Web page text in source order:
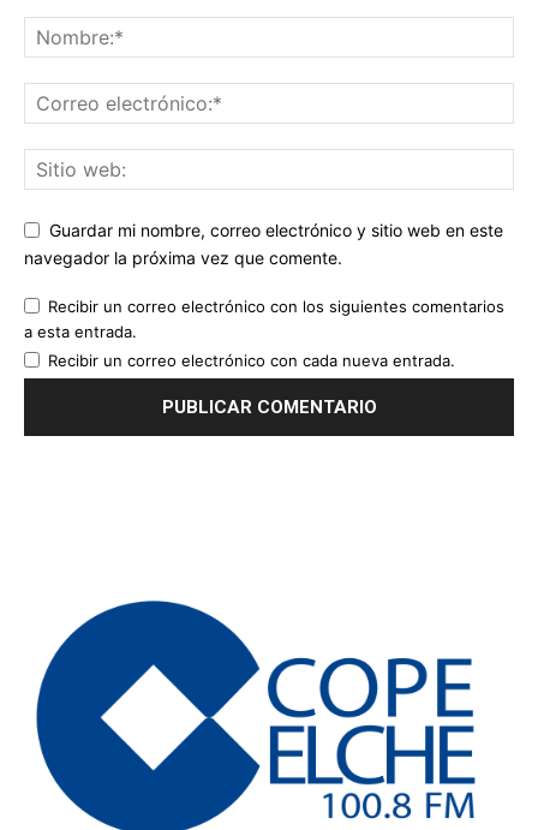
Guardar mi nombre, correo electrónico y sitio web en este
navegador la próxima vez que comente.
Recibir un correo electrónico con los siguientes comentarios
a esta entrada.
Recibir un correo electrónico con cada nueva entrada.